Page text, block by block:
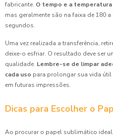
fabricante. O tempo e a
mas geralmente são na faixa de 180
segundos.
Uma vez realizada a transferência,
deixe-o esfriar. O resultado deve ser
qualidade. Lembre-se de limpar
cada uso para prolongar sua vida
em futuras impressões.
Dicas para Escolher o
Ao procurar o papel sublimático